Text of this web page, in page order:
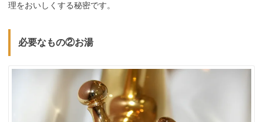
理をおいしくする秘密です。
必要なもの②お湯